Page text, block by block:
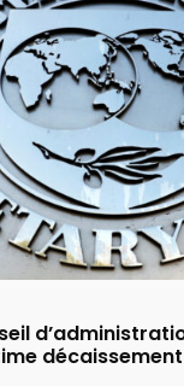
décaissement